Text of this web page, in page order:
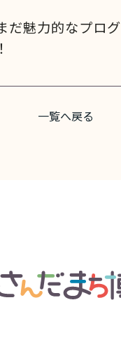
魅力的なプログ
一覧へ戻る